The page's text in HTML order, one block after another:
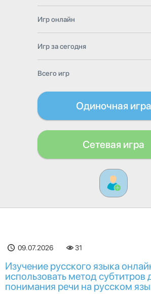
Игр онлайн
Игр за сегодня
Всего игр
Одиночная игра
Сетевая игра
09.07.2026 31
Изучение русского языка
использовать метод субтитров
понимания речи на русском